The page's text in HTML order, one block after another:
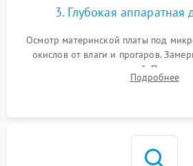
3. Глубокая аппаратная
Осмотр материнской платы под
окислов от влаги и прогаров.
дежурных напряжений.
мультиконтроллера,Подробнее